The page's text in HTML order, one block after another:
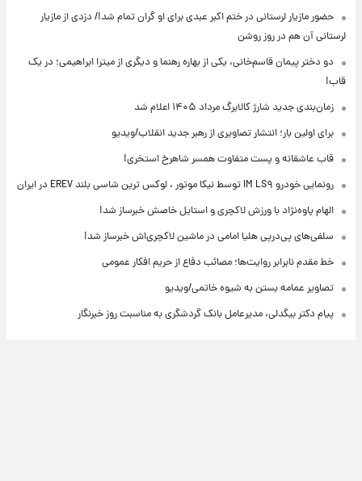
حضور مازیار لرستانی در ختم اکبر عبدی برای او گران تمام شد!/ دزدی از مازیار
لرستانی آن هم در روز روشن
دو دختر پیمان قاسم‌خانی، یکی از بهاره رهنما و دیگری از میترا ابراهیمی؛ در یک
قاب!
زمان‌بندی جدید شارژ کالابرگ مرداد ۱۴۰۵ اعلام شد
برای اولین بار؛ انتشار تصاویری از رهبر جدید انقلاب/ویدیو
قاب عاشقانه و پست متفاوت همسر شاهرخ استخری!
رونمایی خودرو IM LS۹ توسط نیکا موتور ، لوکس ترین شاسی بلند EREV در ایران
الهام پاوه‌نژاد با ورزش لاکچری و استایل خاصش خبرساز شد!
سلفی‌های پی‌درپی هلیا امامی در ماشین لاکچری‌اش خبرساز شد!
خط مقدم نابرابر روایت‌ها؛ مصائب دفاع از حریم افکار عمومی
تصاویر عمامه بستن به شیوه خاتمی/ویدیو
پیام دکتر بیگدلی، مدیرعامل بانک گردشگری به مناسبت روز خبرنگار